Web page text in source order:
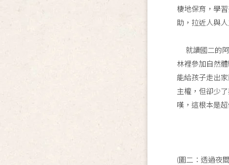
棲地保育，學
助，拉近人與
就讀國二的阿
林裡參加自然
能給孩子走出
主權，但卻少
嘆，這根本是超
(圖二：透過夜